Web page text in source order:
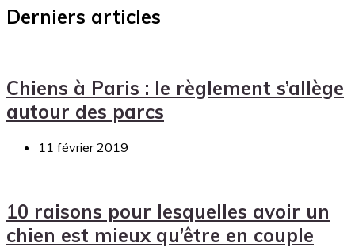
Derniers articles
Chiens à Paris : le règlement s’allège
autour des parcs
11 février 2019
10 raisons pour lesquelles avoir un
chien est mieux qu’être en couple